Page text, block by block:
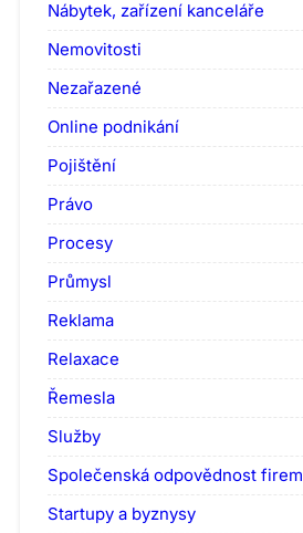
Nábytek, zařízení kanceláře
Nemovitosti
Nezařazené
Online podnikání
Pojištění
Právo
Procesy
Průmysl
Reklama
Relaxace
Řemesla
Služby
Společenská odpovědnost firem
Startupy a byznysy